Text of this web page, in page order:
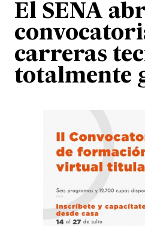
El SENA
carreras
totalmente